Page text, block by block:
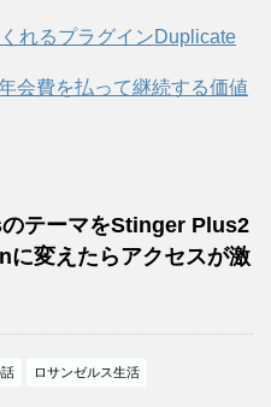
れるプラグインDuplicate
会費を払って継続する価値
テーマをStinger Plus2
に変えたらアクセスが激
ロサンゼルス生活